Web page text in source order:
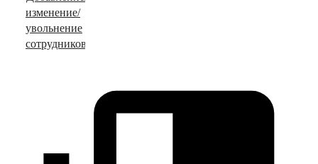
изменение/
увольнение
сотрудников